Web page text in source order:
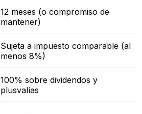
12 meses (o compromiso de
mantener)
Sujeta a impuesto comparable (al
menos 8%)
100% sobre dividendos y
plusvalías